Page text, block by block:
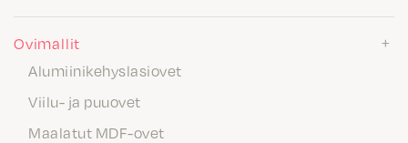
Ovimallit
Alumiinikehyslasiovet
Viilu- ja puuovet
Maalatut MDF-ovet